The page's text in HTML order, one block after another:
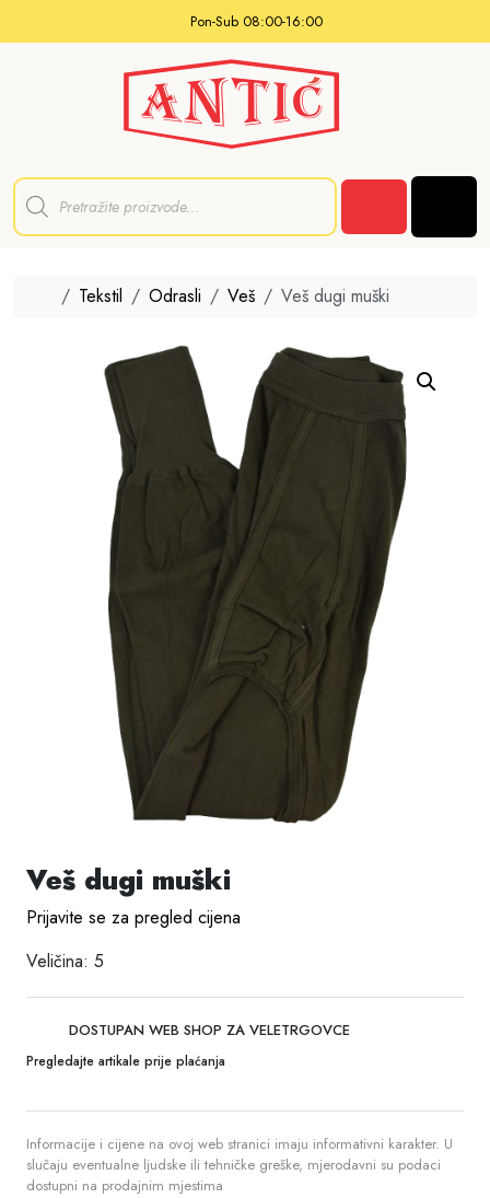
Pon-Sub 08:00-16:00
P
d
HomeTekstil Odrasli Veš Veš dugi muški
Veš dugi muški
Prijavite se za pregled cijena
Veličina: 5
DOSTUPAN WEB SHOP ZA VELETRGOVCE
Pregledajte artikale prije plaćanja
Informacije i cijene na ovoj web stranici imaju informativni karakter. U
slučaju eventualne ljudske ili tehničke greške, mjerodavni su podaci
dostupni na prodajnim mjestima